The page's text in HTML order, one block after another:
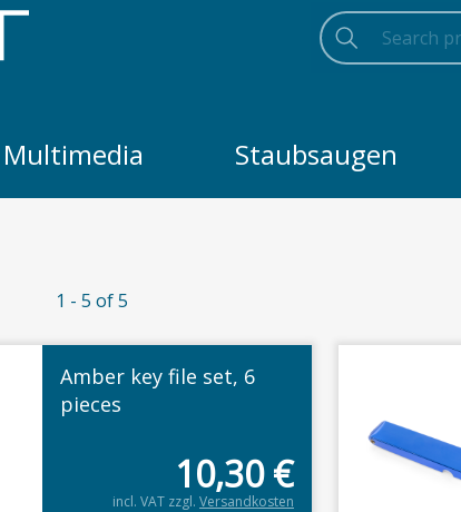
Search
Search
Search
Multimedia Staubsaugen
1 - 5 of 5
Amber key file set, 6
pieces
10,30€
incl. VAT zzgl. Versandkosten